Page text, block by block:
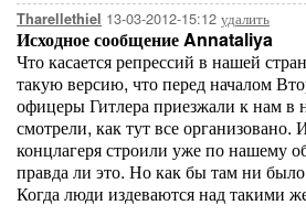
Tharellethiel 13-03-2012-15:12 удалить
Исходное сообщение Annataliya
Что касается репрессий в нашей
такую версию, что перед началом
офицеры Гитлера приезжали к нам в
смотрели, как тут все организовано.
концлагеря строили уже по нашему
правда ли это. Но как бы там ни
Когда люди издеваются над такими